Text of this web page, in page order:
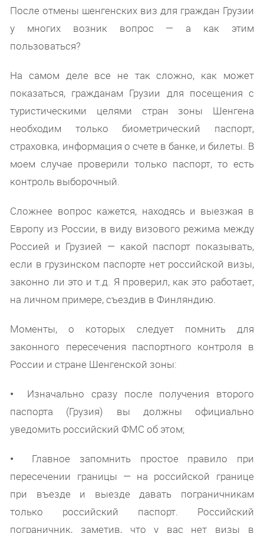
После отмены шенгенских виз для граждан Грузии
у многих возник вопрос — а как этим
пользоваться?
На самом деле все не так сложно, как может
показаться, гражданам Грузии для посещения с
туристическими целями стран зоны Шенгена
необходим только биометрический паспорт,
страховка, информация о счете в банке, и билеты. В
моем случае проверили только паспорт, то есть
контроль выборочный.
Сложнее вопрос кажется, находясь и выезжая в
Европу из России, в виду визового режима между
Россией и Грузией — какой паспорт показывать,
если в грузинском паспорте нет российской визы,
законно ли это и т.д. Я проверил, как это работает,
на личном примере, съездив в Финляндию.
Моменты, о которых следует помнить для
законного пересечения паспортного контроля в
России и стране Шенгенской зоны:
• Изначально сразу после получения второго
паспорта (Грузия) вы должны официально
уведомить российский ФМС об этом;
• Главное запомнить простое правило при
пересечении границы — на российской границе
при въезде и выезде давать пограничникам
только российский паспорт. Российский
пограничник, заметив, что у вас нет визы в